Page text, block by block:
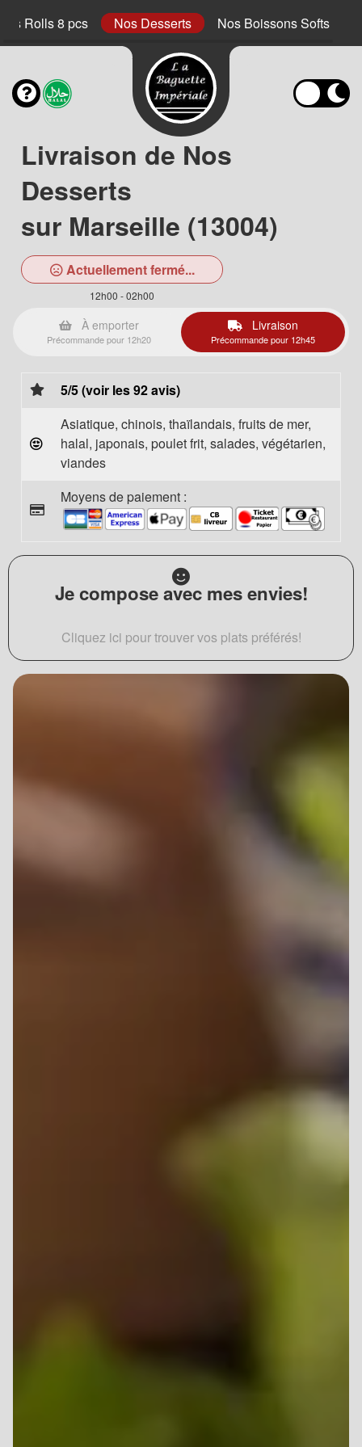
Rolls 8 pcs Nos Desserts Nos Boissons Softs
Livraison de Nos
Desserts
sur Marseille (13004)
Actuellement fermé...
12h00 - 02h00
À emporter
Précommande pour 12h20
Livraison
Précommande pour 12h45
5/5 (voir les 92 avis)
Asiatique, chinois, thaïlandais, fruits de mer,
halal, japonais, poulet frit, salades, végétarien,
viandes
Moyens de paiement :
Je compose avec mes envies!
Cliquez ici pour trouver vos plats préférés!